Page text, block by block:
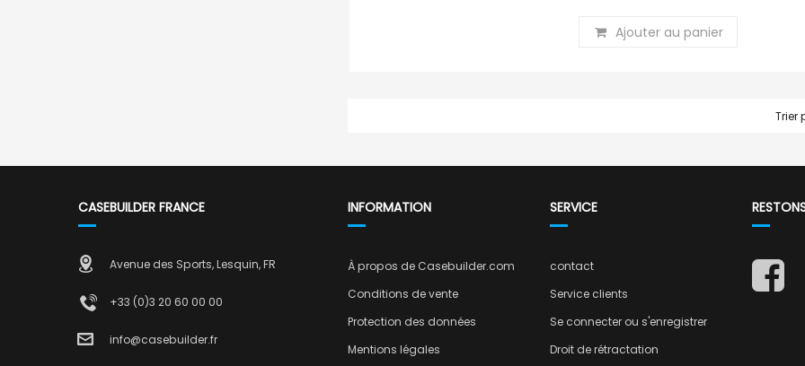
Ajouter au panier
Trier
CASEBUILDER FRANCE
Avenue des Sports, Lesquin, FR
+33 (0)3 20 60 00 00
info@casebuilder.fr
INFORMATION
À propos de Casebuilder.com
Conditions de vente
Protection des données
Mentions légales
SERVICE
contact
Service clients
Se connecter ou s'enregistrer
Droit de rétractation